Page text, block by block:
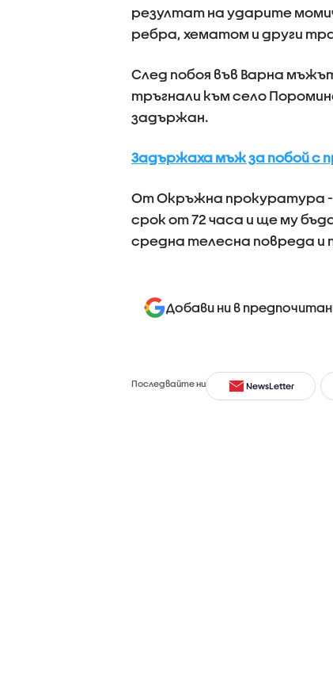
резултат на ударите
ребра, хематом и други
След побоя във Варна
тръгнали към село
задържан.
Задържаха мъж за побой с
От Окръжна прокуратура
срок от 72 часа и ще му
средна телесна повреда и
Добави ни в
Последвайте ни NewsLetter